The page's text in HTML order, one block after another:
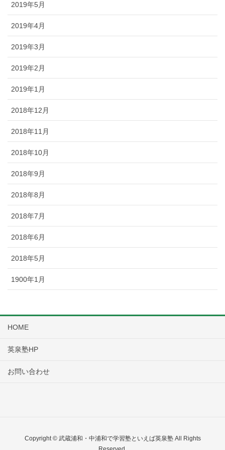
2019年5月
2019年4月
2019年3月
2019年2月
2019年1月
2018年12月
2018年11月
2018年10月
2018年9月
2018年8月
2018年7月
2018年6月
2018年5月
1900年1月
HOME
英泉塾HP
お問い合わせ
Copyright © 武蔵浦和・中浦和で学習塾といえば英泉塾 All Rights